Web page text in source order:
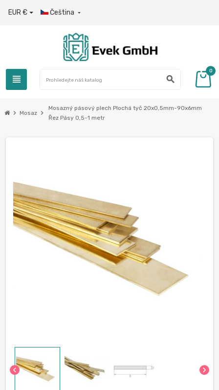
EUR € Čeština 
view_headline search
0
chevron_right Mosaz chevron_right
Mosazný pásový plech Plochá tyč 20x0,5mm-90x6mm
Řez Pásy 0,5-1 metr
chevron_left chevron_right